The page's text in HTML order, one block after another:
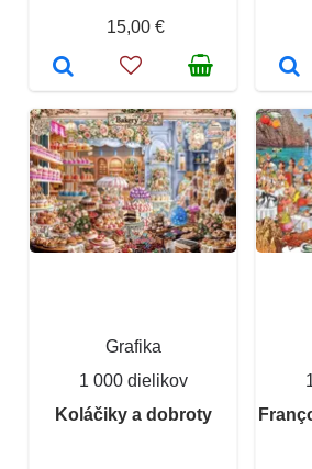
15,00 €
Grafika
1 000 dielikov
Koláčiky a dobroty